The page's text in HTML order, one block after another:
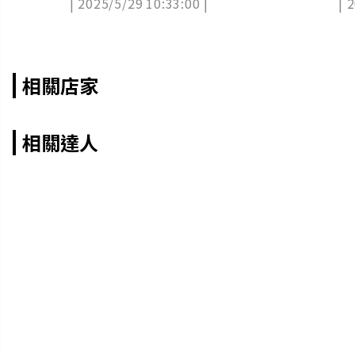
相關店家
相關達人